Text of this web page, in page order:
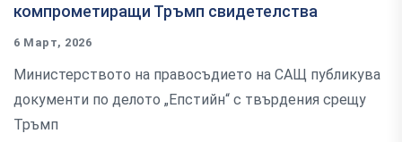
компрометиращи Тръмп свидетелства
6 Март, 2026
Министерството на правосъдието на САЩ публикува
документи по делото „Епстийн“ с твърдения срещу
Тръмп